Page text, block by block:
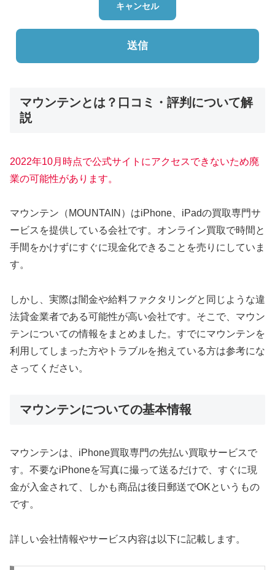
キャンセル
送信
マウンテンとは？口コミ・評判について解
説
2022年10月時点で公式サイトにアクセスできないため廃
業の可能性があります。
マウンテン（MOUNTAIN）はiPhone、iPadの買取専門サ
ービスを提供している会社です。オンライン買取で時間と
手間をかけずにすぐに現金化できることを売りにしていま
す。
しかし、実際は闇金や給料ファクタリングと同じような違
法貸金業者である可能性が高い会社です。そこで、マウン
テンについての情報をまとめました。すでにマウンテンを
利用してしまった方やトラブルを抱えている方は参考にな
さってください。
マウンテンについての基本情報
マウンテンは、iPhone買取専門の先払い買取サービスで
す。不要なiPhoneを写真に撮って送るだけで、すぐに現
金が入金されて、しかも商品は後日郵送でOKというもの
です。
詳しい会社情報やサービス内容は以下に記載します。